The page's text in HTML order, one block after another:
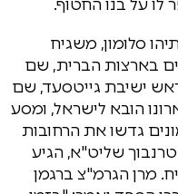
לו על בנו החטוף.
סלומון, משגיח
בארצות הברית, שם
ראש ישיבת גייטסעד, שם
הובא לישראל, ומסע
גדשו את הרחובות
שליט"א, הגיע
מרן הגרמ"צ ברגמן